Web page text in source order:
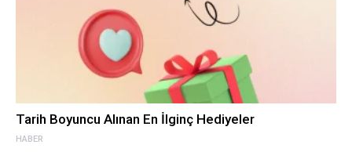
HABER
Tarih Boyuncu Alınan En İlginç Hediyeler